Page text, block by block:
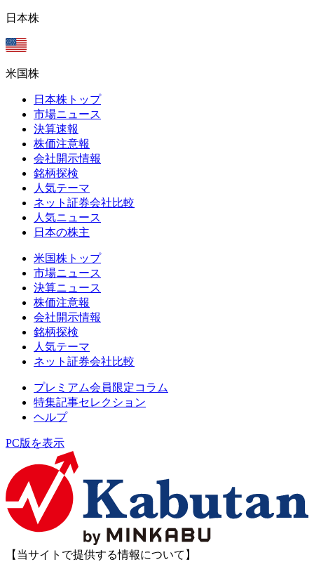
日本株
米国株
日本株トップ
市場ニュース
決算速報
株価注意報
会社開示情報
銘柄探検
人気テーマ
ネット証券会社比較
人気ニュース
日本の株主
米国株トップ
市場ニュース
決算ニュース
株価注意報
会社開示情報
銘柄探検
人気テーマ
ネット証券会社比較
プレミアム会員限定コラム
特集記事セレクション
ヘルプ
PC版を表示
【当サイトで提供する情報について】